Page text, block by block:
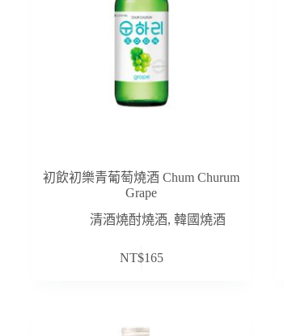
初飲初樂青葡萄燒酒 Chum Churum
Grape
清酒燒酎燒酒, 韓國燒酒
NT$165